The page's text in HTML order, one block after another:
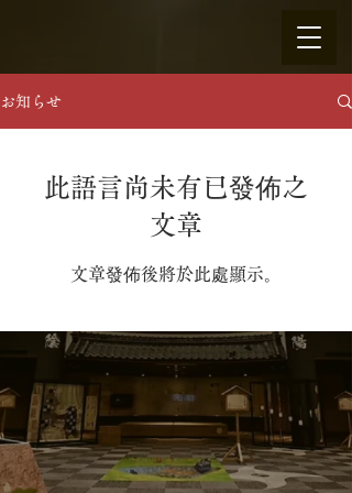
お知らせ
此語言尚未有已發佈之
文章
文章發佈後將於此處顯示。